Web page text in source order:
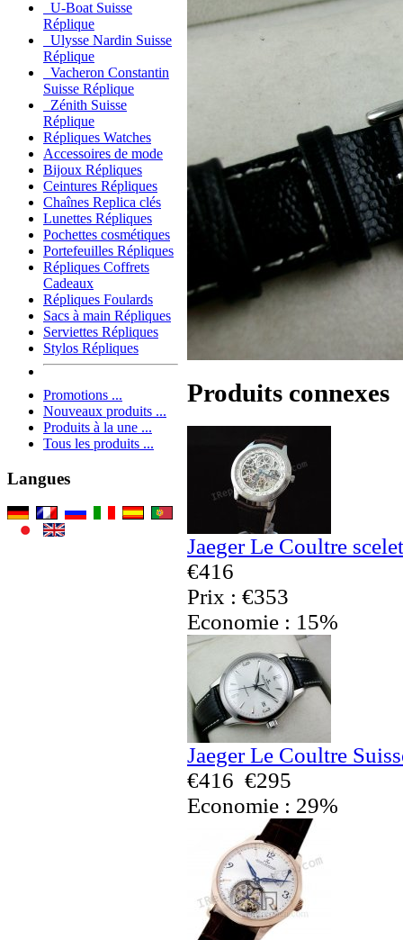
U-Boat Suisse
Réplique
Ulysse Nardin Suisse
Réplique
Vacheron Constantin
Suisse Réplique
Zénith Suisse
Réplique
Répliques Watches
Accessoires de mode
Bijoux Répliques
Ceintures Répliques
Chaînes Replica clés
Lunettes Répliques
Pochettes cosmétiques
Portefeuilles Répliques
Répliques Coffrets
Cadeaux
Répliques Foulards
Sacs à main Répliques
Serviettes Répliques
Stylos Répliques
Promotions ...
Nouveaux produits ...
Produits à la une ...
Tous les produits ...
Langues
Produits connexes
Jaeger Le Coultre
€416
Prix : €353
Economie : 15%
Jaeger Le Coultre
€416 €295
Economie : 29%